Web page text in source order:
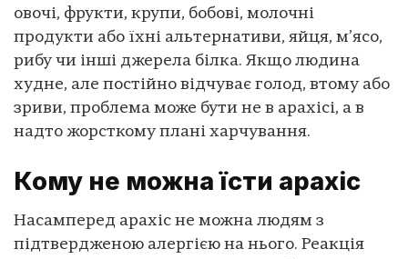
овочі, фрукти, крупи, бобові, молочні
продукти або їхні альтернативи, яйця, м’ясо,
рибу чи інші джерела білка. Якщо людина
худне, але постійно відчуває голод, втому або
зриви, проблема може бути не в арахісі, а в
надто жорсткому плані харчування.
Кому не можна їсти арахіс
Насамперед арахіс не можна людям з
підтвердженою алергією на нього. Реакція